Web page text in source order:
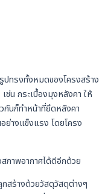
ทรงทั้งหมดของโครงสร้าง
ช่น กระเบื้องมุงหลังคา ให้
กันก็ทำหน้าที่ยึดหลังคา
ย่างแข็งแรง โดยโครง
ภาพอากาศได้ดีอีกด้วย
สร้างด้วยวัสดุวัสดุต่างๆ